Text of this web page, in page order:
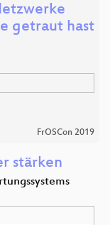
getraut hast
FrOSCon 2019
stärken